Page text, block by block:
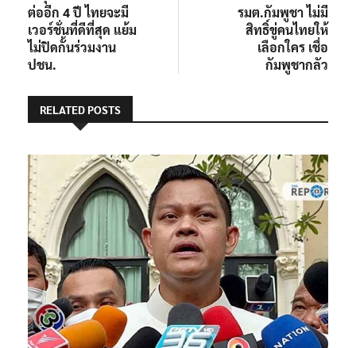
ต่ออีก 4 ปี ไทยจะมี
เวอร์ชั่นที่ดีที่สุด แย้ม
ไม่ปิดกั้นร่วมงาน
ปชน.
รมต.กัมพูชา ไม่มี
สิทธิ์ขู่คนไทยให้
เลือกใคร เชื่อ
กัมพูชากลัว
RELATED POSTS